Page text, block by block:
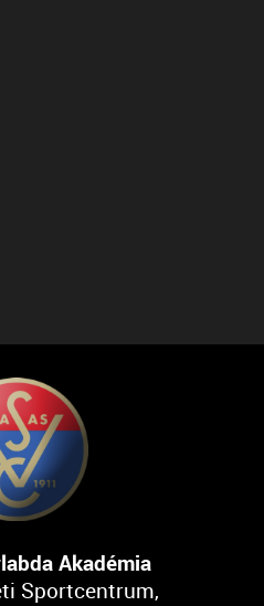
Akadémia
Sportcentrum,